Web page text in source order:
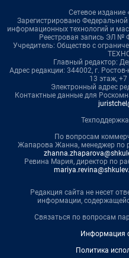
Сетевое издание
Зарегистрировано
информационных технологий и
Реестровая запись ЭЛ №
Учредитель: Общество с
Главный редактор:
Адрес редакции: 344002, г.
13 этаж,
Электронный адрес
Контактные данные для
По вопросам
Жапарова Жанна, менеджер по
Ревина Мария, директор по
Редакция сайта не несет
информации,
Связаться по вопросам
Информация
Политика